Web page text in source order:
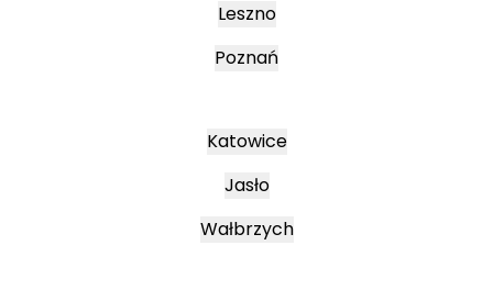
Leszno
Poznań
Katowice
Jasło
Wałbrzych